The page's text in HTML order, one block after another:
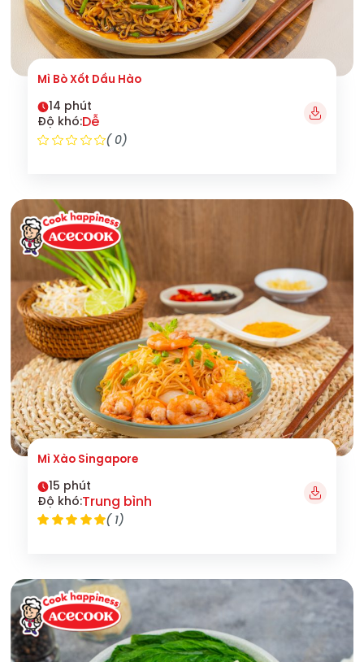
Mì Bò Xốt Dầu Hào
14 phút
Độ khó:Dễ
( 0)
Mì Xào Singapore
15 phút
Độ khó:Trung bình
( 1)